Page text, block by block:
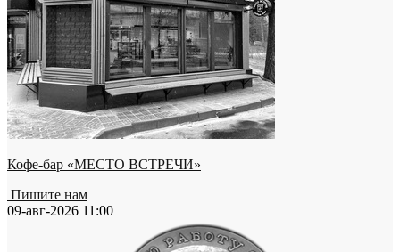
Кофе-бар «МЕСТО ВСТРЕЧИ»
Пишите нам
09-авг-2026 11:00